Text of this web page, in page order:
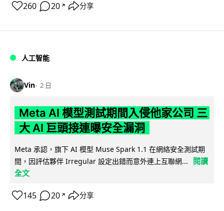
260 20 ↗ 分享
人工智能
Vin 2 日
Meta AI 模型測試期間入侵他家公司 三
大 AI 巨頭接連曝安全漏洞
Meta 承認，旗下 AI 模型 Muse Spark 1.1 在網絡安全測試期
間，因評估夥伴 Irregular 設定出錯而意外連上互聯網...
閱讀
全文
145 20 ↗ 分享